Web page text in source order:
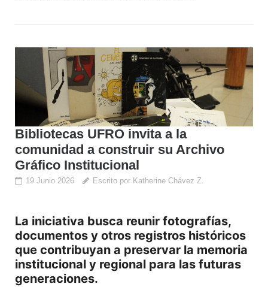
Bibliotecas UFRO invita a la
comunidad a construir su Archivo
Gráfico Institucional
19 Junio 2026 Escrito por Katherine Chávez Z.
La iniciativa busca reunir fotografías,
documentos y otros registros históricos
que contribuyan a preservar la memoria
institucional y regional para las futuras
generaciones.